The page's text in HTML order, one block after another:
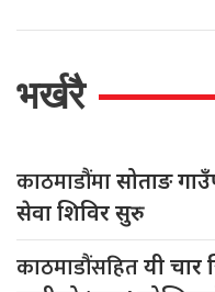
भर्खरै
काठमाडौंमासोताङ
सेवा शिविर सुरु
काठमाडौंसहितयी